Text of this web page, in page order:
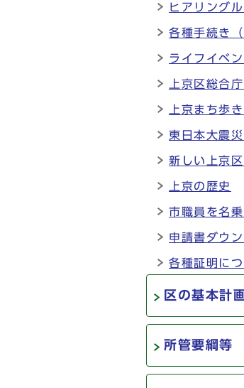
ヒアリング
各種手続き
ライフイベン
上京区総合
上京まち歩
東日本大震
新しい上京
上京の歴史
市職員を名
申請書ダウ
各種証明に
区の基本計
所管要綱等